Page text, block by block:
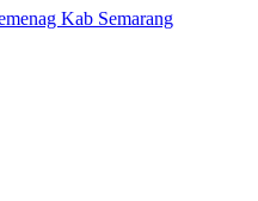
Kab Semarang